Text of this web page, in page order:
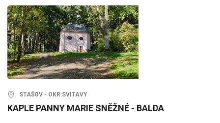
STAŠOV - OKR:SVITAVY
KAPLE PANNY MARIE SNĚŽNÉ - BALDA